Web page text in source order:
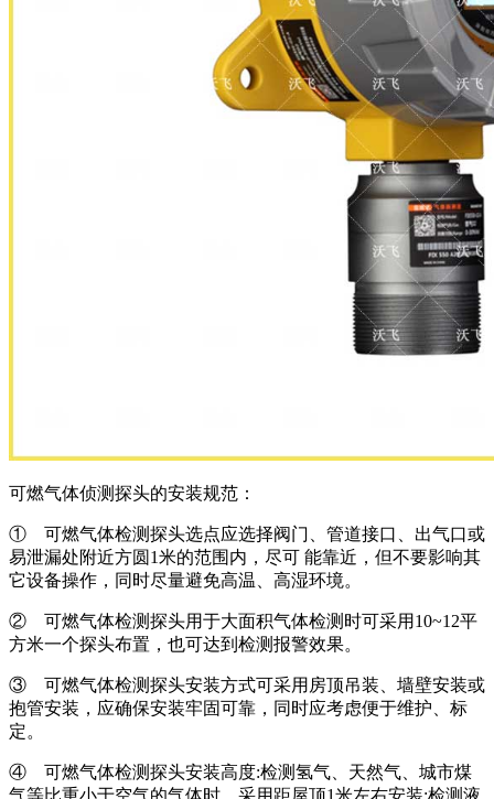
可燃气体侦测探头的安装规范：
① 可燃气体检测探头选点应选择阀门、管道接口、出气口或
易泄漏处附近方圆1米的范围内，尽可 能靠近，但不要影响其
它设备操作，同时尽量避免高温、高湿环境。
② 可燃气体检测探头用于大面积气体检测时可采用10~12平
方米一个探头布置，也可达到检测报警效果。
③ 可燃气体检测探头安装方式可采用房顶吊装、墙壁安装或
抱管安装，应确保安装牢固可靠，同时应考虑便于维护、标
定。
④ 可燃气体检测探头安装高度:检测氢气、天然气、城市煤
气等比重小于空气的气体时，采用距屋顶1米左右安装;检测液